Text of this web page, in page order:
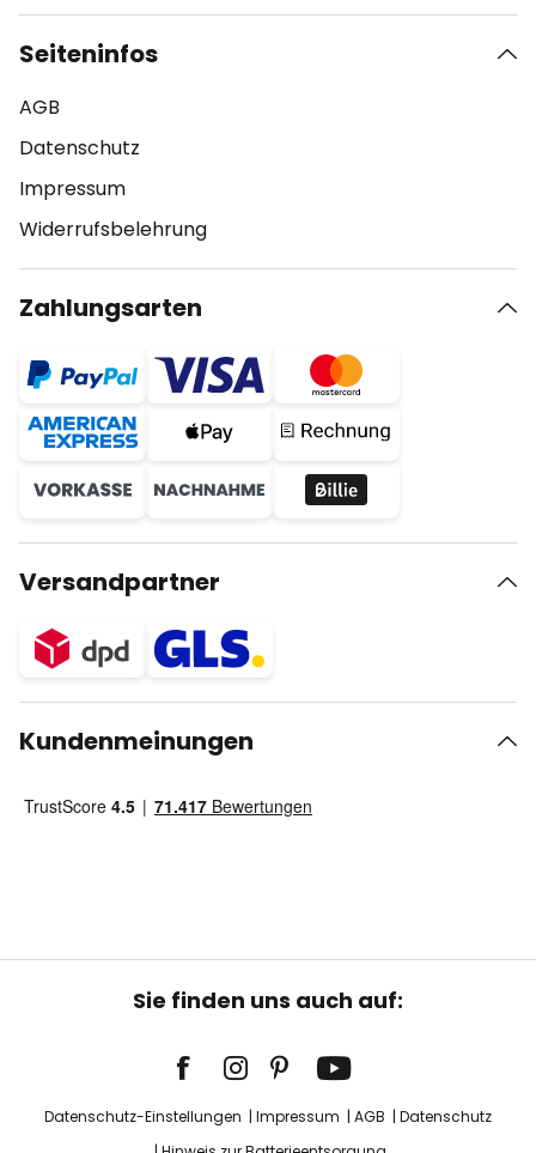
Seiteninfos
AGB
Datenschutz
Impressum
Widerrufsbelehrung
Zahlungsarten
Versandpartner
Kundenmeinungen
Sie finden uns auch auf:
Datenschutz-Einstellungen Impressum AGB
Datenschutz